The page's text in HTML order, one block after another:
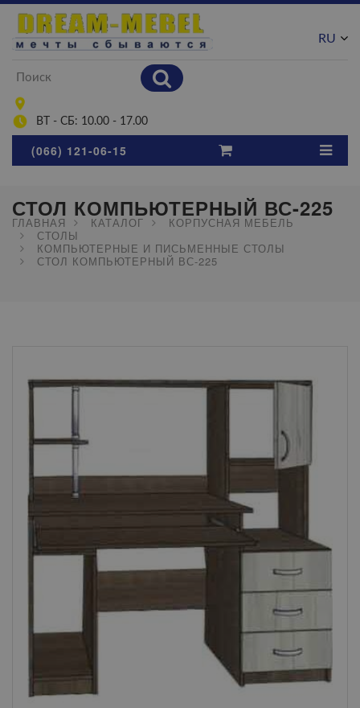
ВТ - СБ: 10.00 - 17.00
RU
(066) 121-06-15
СТОЛ КОМПЬЮТЕРНЫЙ ВС-225
ГЛАВНАЯ КАТАЛОГ
КОРПУСНАЯ МЕБЕЛЬ
СТОЛЫ
КОМПЬЮТЕРНЫЕ И ПИСЬМЕННЫЕ СТОЛЫ
СТОЛ КОМПЬЮТЕРНЫЙ ВС-225